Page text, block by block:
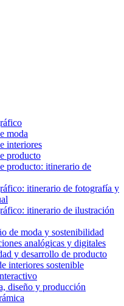
moda
interiores
producto
producto: itinerario de
itinerario de fotografía y
itinerario de ilustración
de moda y sostenibilidad
analógicas y digitales
y desarrollo de producto
interiores sostenible
diseño y producción